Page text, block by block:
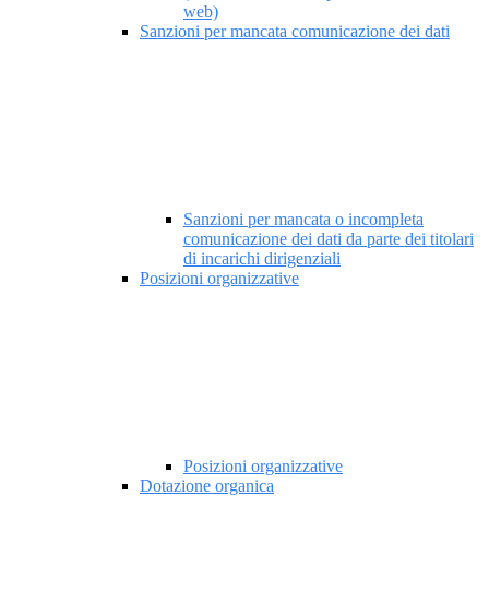
web)
Sanzioni per mancata comunicazione dei dati
Sanzioni per mancata o incompleta
comunicazione dei dati da parte dei titolari
di incarichi dirigenziali
Posizioni organizzative
Posizioni organizzative
Dotazione organica